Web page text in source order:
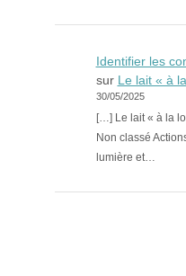
Identifier les
sur Le lait « à
30/05/2025
[…] Le lait « à la
Non classé
lumière et…